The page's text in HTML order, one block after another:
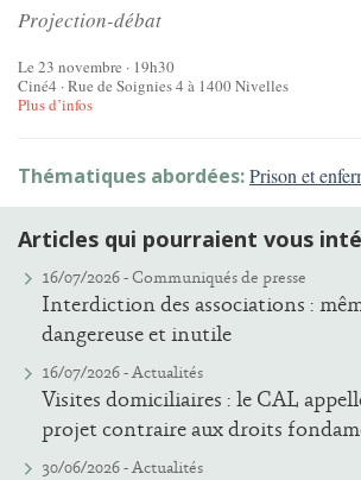
Projection-débat
Le 23 novembre · 19h30
Ciné4 · Rue de Soignies 4 à 1400 Nivelles
Plus d’infos
Thématiques abordées:Prison et
Articles qui pourraient vous
16/07/2026 -Communiqués de presse
Interdiction des associations :
dangereuse et inutile
16/07/2026 -Actualités
Visites domiciliaires : le CAL
projet contraire aux droits
30/06/2026 -Actualités